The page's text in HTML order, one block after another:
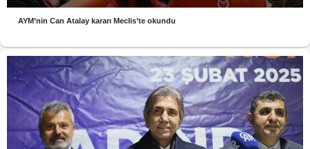
AYM’nin Can Atalay kararı Meclis’te okundu